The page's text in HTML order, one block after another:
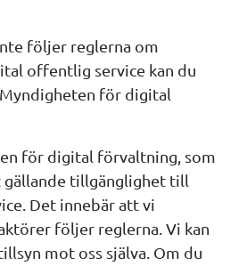
följer reglerna om
offentlig service kan du
för digital
för digital förvaltning, som
tillgänglighet till
Det innebär att vi
följer reglerna. Vi kan
mot oss själva. Om du